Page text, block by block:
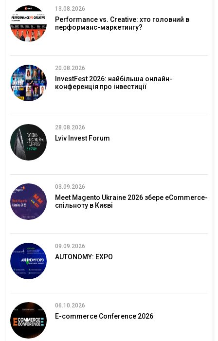
13.08.2026
Performance vs. Creative: хто головний в
перформанс-маркетингу?
20.08.2026
InvestFest 2026: найбільша онлайн-
конференція про інвестиції
28.08.2026
Lviv Invest Forum
03.09.2026
Meet Magento Ukraine 2026 збере eCommerce-
спільноту в Києві
09.09.2026
AUTONOMY: EXPO
06.10.2026
E-commerce Conference 2026